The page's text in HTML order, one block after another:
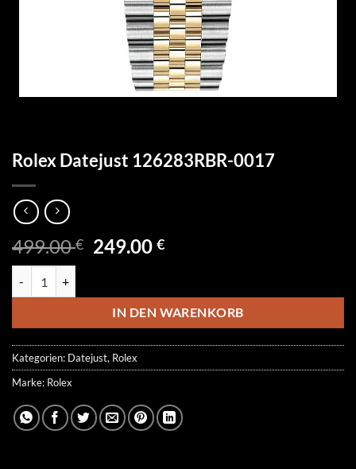
Rolex Datejust 126283RBR-0017
499.00€ Ursprünglicher
499.00 €
249.00€Aktueller
249.00 €.
IN DEN WARENKORB
Kategorien: Datejust, Rolex
Marke: Rolex